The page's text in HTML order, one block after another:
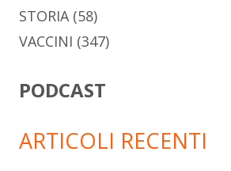
STORIA(58)
VACCINI (347)
PODCAST
ARTICOLI RECENTI